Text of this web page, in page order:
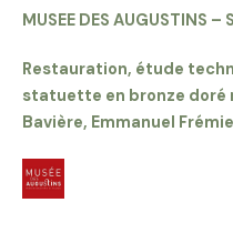
MUSEE DES AUGUSTINS –
Restauration, étude
statuette en bronze doré
Bavière, Emmanuel